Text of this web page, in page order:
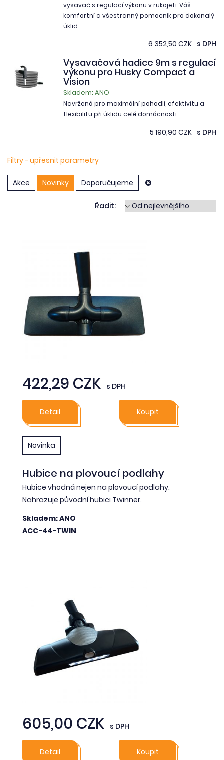
vysavač s regulací výkonu v rukojeti: Váš
komfortní a všestranný pomocník pro dokonalý
úklid.
6 352,50 CZK s DPH
Vysavačová hadice 9m s regulací
výkonu pro Husky Compact a
Vision
Skladem: ANO
Navržená pro maximální pohodlí, efektivitu a
flexibilitu při úklidu celé domácnosti.
5 190,90 CZK s DPH
Filtry - upřesnit parametry
Akce Novinky Doporučujeme
Řadit:
422,29 CZK s DPH
Detail Koupit
Novinka
Hubice na plovoucí podlahy
Hubice vhodná nejen na plovoucí podlahy.
Nahrazuje původní hubici Twinner.
Skladem: ANO
ACC-44-TWIN
605,00 CZK s DPH
Detail Koupit